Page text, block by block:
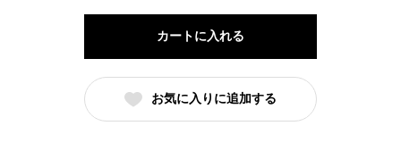
ル
ス
ト
カートに入れる
お気に入りに追加する